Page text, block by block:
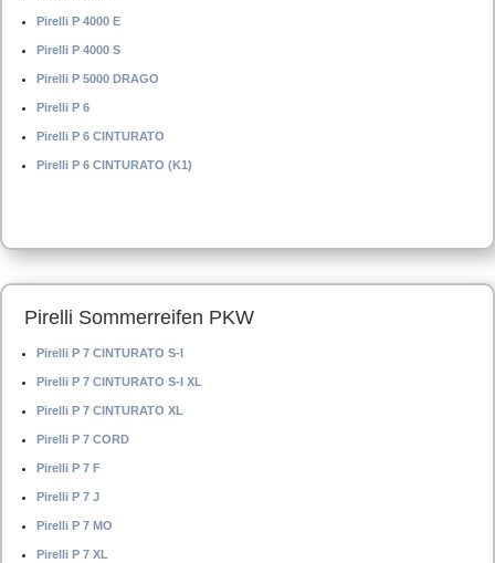
Pirelli P 4000 E
Pirelli P 4000 S
Pirelli P 5000 DRAGO
Pirelli P 6
Pirelli P 6 CINTURATO
Pirelli P 6 CINTURATO (K1)
Pirelli Sommerreifen PKW
Pirelli P 7 CINTURATO S-I
Pirelli P 7 CINTURATO S-I XL
Pirelli P 7 CINTURATO XL
Pirelli P 7 CORD
Pirelli P 7 F
Pirelli P 7 J
Pirelli P 7 MO
Pirelli P 7 XL